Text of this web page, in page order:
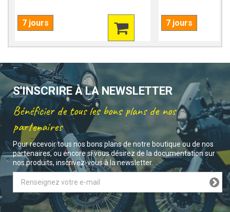
7 jours 7 jours
S'INSCRIRE À LA NEWSLETTER
Bénéficier de tous les bons plans de nos
partenaires
Pour recevoir tous nos bons plans de notre boutique ou de nos
partenaires, ou encore si vous désirez de la documentation sur
nos produits, inscrivez-vous à la newsletter.